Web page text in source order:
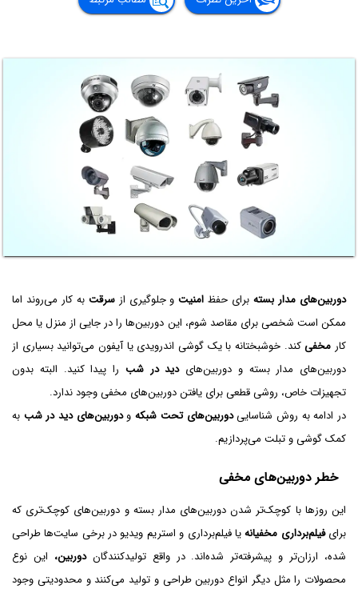
دوربین‌های مدار بستهبرای حفظ امنیتو جلوگیری ازسرقت به کار می‌روند اما
ممکن است شخصی برای مقاصد شوم، این دوربین‌ها را در جایی از منزل یا محل
کار مخفیکند. خوشبختانه با یک گوشی اندرویدی یا آیفون می‌توانید بسیاری از
دوربین‌های مدار بسته و دوربین‌هایدید در شب را پیدا کنید. البته بدون
تجهیزات خاص، روشی قطعی برای یافتن دوربین‌های مخفی وجود ندارد.
در ادامه به روش شناساییدوربین‌های تحت شبکهودوربین‌های دید در شب به
کمک گوشی و تبلت می‌پردازیم.
خطر دوربین‌های مخفی
این روزها با کوچک‌تر شدن دوربین‌های مدار بسته و دوربین‌های کوچک‌تری که
برایفیلم‌برداری مخفیانهیا فیلم‌برداری و استریم ویدیو در برخی سایت‌ها طراحی
شده، ارزان‌تر و پیشرفته‌تر شده‌اند. در واقع تولیدکنندگاندوربین، این نوع
محصولات را مثل دیگر انواع دوربین طراحی و تولید می‌کنند و محدودیتی وجود